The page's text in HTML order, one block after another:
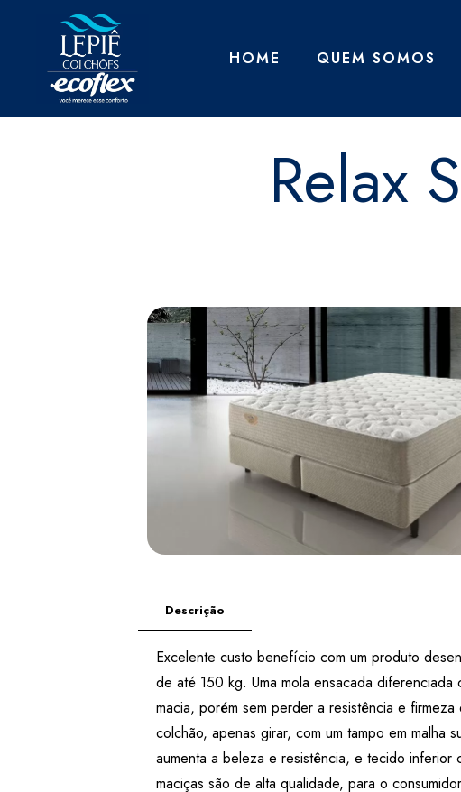
HOME QUEM SOMOS
Relax
Descrição
Excelente custo benefício com um produto
de até 150 kg. Uma mola ensacada
macia, porém sem perder a resistência e
colchão, apenas girar, com um tampo em
aumenta a beleza e resistência, e tecido
maciças são de alta qualidade, para o